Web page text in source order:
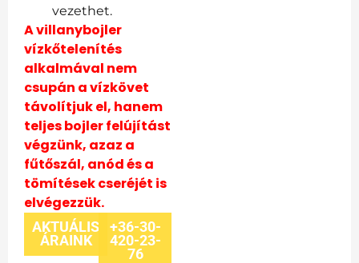
vezethet.
A villanybojler
vízkőtelenítés
alkalmával nem
csupán a vízkövet
távolítjuk el, hanem
teljes bojler felújítást
végzünk, azaz a
fűtőszál, anód és a
tömítések cseréjét is
elvégezzük.
AKTUÁLIS
ÁRAINK
+36-30-
420-23-
76